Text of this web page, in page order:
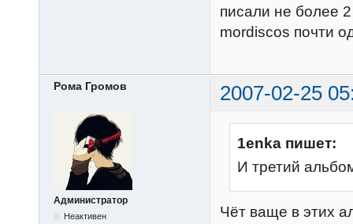
писали не более
mordiscos почти
Рома Громов 2007-02-25
Администратор
Неактивен
1enka пишет:
И третий
Чёт ваще в этих